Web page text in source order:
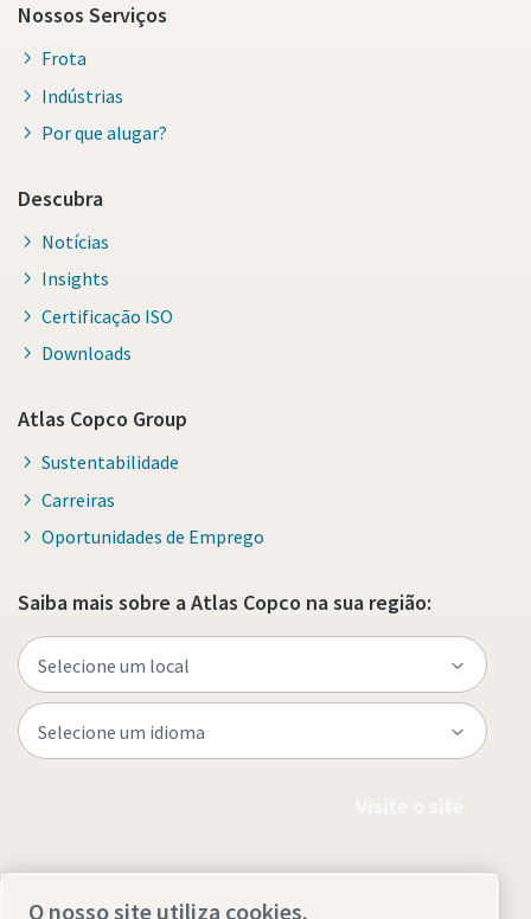
Nossos Serviços
Frota
Indústrias
Por que alugar?
Descubra
Notícias
Insights
Certificação ISO
Downloads
Atlas Copco Group
Sustentabilidade
Carreiras
Oportunidades de Emprego
Saiba mais sobre a Atlas Copco na sua região:
O nosso site utiliza cookies.